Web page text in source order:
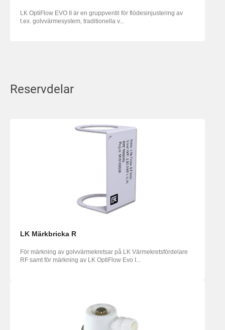
LK OptiFlow EVO II är en gruppventil för flödesinjustering av
t.ex. golvvärmesystem, traditionella v...
Reservdelar
LK Märkbricka R
För märkning av golvvärmekretsar på LK Värmekretsfördelare
RF samt för märkning av LK OptiFlow Evo I...